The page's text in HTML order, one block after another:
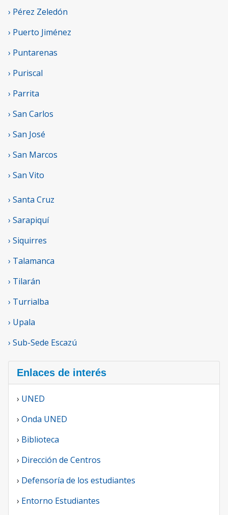
› Pérez Zeledón
› Puerto Jiménez
› Puntarenas
› Puriscal
› Parrita
› San Carlos
› San José
› San Marcos
› San Vito
› Santa Cruz
› Sarapiquí
› Siquirres
› Talamanca
› Tilarán
› Turrialba
› Upala
› Sub-Sede Escazú
Enlaces de interés
› UNED
› Onda UNED
› Biblioteca
› Dirección de Centros
› Defensoría de los estudiantes
› Entorno Estudiantes